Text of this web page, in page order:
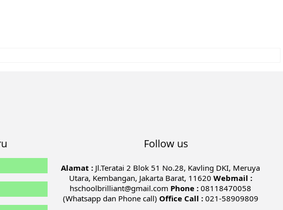
Follow us
Alamat : Jl.Teratai 2 Blok 51 No.28, Kavling DKI, Meruya
Utara, Kembangan, Jakarta Barat, 11620 Webmail :
hschoolbrilliant@gmail.com Phone :08118470058
(Whatsapp dan Phone call) Office Call : 021-58909809